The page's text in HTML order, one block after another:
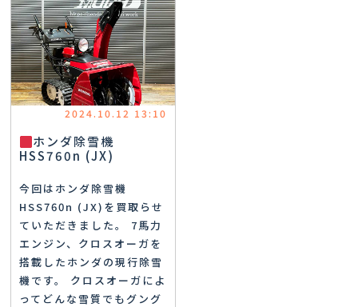
2024.10.12 13:10
ホンダ除雪機
HSS760n (JX)
今回はホンダ除雪機
HSS760n (JX)を買取らせ
ていただきました。 7馬力
エンジン、クロスオーガを
搭載したホンダの現行除雪
機です。 クロスオーガによ
ってどんな雪質でもグング